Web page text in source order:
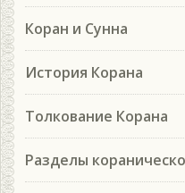
Коран и Сунна
История Корана
Толкование Корана
Разделы